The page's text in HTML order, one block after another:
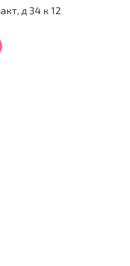
д 34 к 12